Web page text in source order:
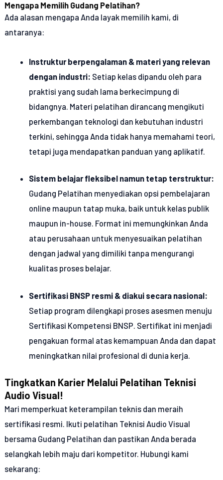
Mengapa Memilih Gudang Pelatihan?
Ada alasan mengapa Anda layak memilih kami, di
antaranya:
Instruktur berpengalaman & materi yang relevan
dengan industri: Setiap kelas dipandu oleh para
praktisi yang sudah lama berkecimpung di
bidangnya. Materi pelatihan dirancang mengikuti
perkembangan teknologi dan kebutuhan industri
terkini, sehingga Anda tidak hanya memahami teori,
tetapi juga mendapatkan panduan yang aplikatif.
Sistem belajar fleksibel namun tetap terstruktur:
Gudang Pelatihan menyediakan opsi pembelajaran
online maupun tatap muka, baik untuk kelas publik
maupun in-house. Format ini memungkinkan Anda
atau perusahaan untuk menyesuaikan pelatihan
dengan jadwal yang dimiliki tanpa mengurangi
kualitas proses belajar.
Sertifikasi BNSP resmi & diakui secara nasional:
Setiap program dilengkapi proses asesmen menuju
Sertifikasi Kompetensi BNSP. Sertifikat ini menjadi
pengakuan formal atas kemampuan Anda dan dapat
meningkatkan nilai profesional di dunia kerja.
Tingkatkan Karier Melalui Pelatihan Teknisi
Audio Visual!
Mari memperkuat keterampilan teknis dan meraih
sertifikasi resmi. Ikuti pelatihan Teknisi Audio Visual
bersama Gudang Pelatihan dan pastikan Anda berada
selangkah lebih maju dari kompetitor. Hubungi kami
sekarang: